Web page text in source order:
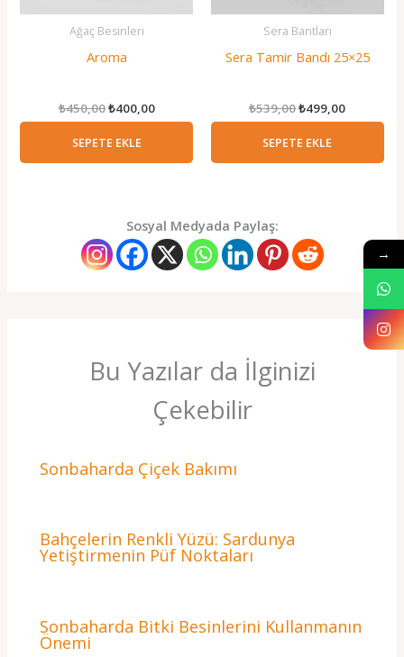
Ağaç Besinleri
Aroma
₺450,00Orijinal
fiyat:
₺450,00.
₺400,00Şu
andaki
SEPETE EKLE
Sera Bantları
Sera Tamir Bandı 25×25
₺539,00Orijinal
fiyat:
₺539,00.
₺499,00Şu
andaki
SEPETE EKLE
Sosyal Medyada Paylaş:
Bu Yazılar da İlginizi
Çekebilir
Sonbaharda Çiçek Bakımı
Bahçelerin Renkli Yüzü: Sardunya
Yetiştirmenin Püf Noktaları
Sonbaharda Bitki Besinlerini Kullanmanın
Önemi
→